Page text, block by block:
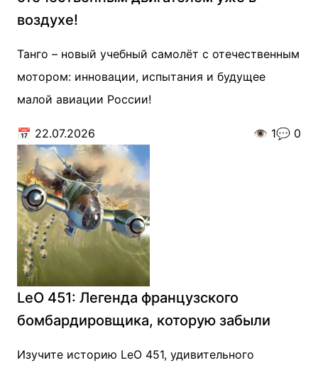
воздухе!
Танго – новый учебный самолёт с отечественным
мотором: инновации, испытания и будущее
малой авиации России!
📅 22.07.2026 👁️ 1💬 0
LeO 451: Легенда французского
бомбардировщика, которую забыли
Изучите историю LeO 451, удивительного